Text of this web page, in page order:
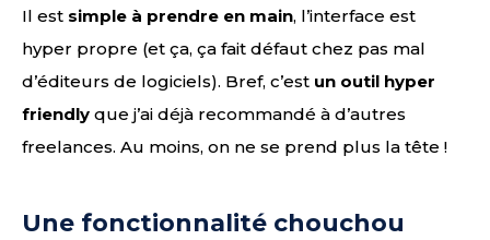
Il est simple à prendre en main, l’interface est
hyper propre (et ça, ça fait défaut chez pas mal
d’éditeurs de logiciels). Bref, c’est un outil hyper
friendly que j’ai déjà recommandé à d’autres
freelances. Au moins, on ne se prend plus la tête !
Une fonctionnalité chouchou